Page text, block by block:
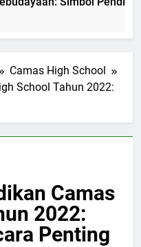
Camas High School
School Tahun 2022:
Camas
2022:
Penting